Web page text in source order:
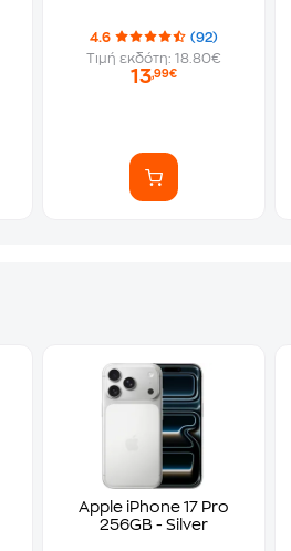
4.6
(92)
Τιμή εκδότη: 18.80€
13,99€
Apple iPhone 17 Pro
256GB - Silver